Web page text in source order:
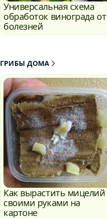
Универсальная схема
обработок винограда от
болезней
ГРИБЫ ДОМА
Как вырастить мицелий
своими руками на
картоне